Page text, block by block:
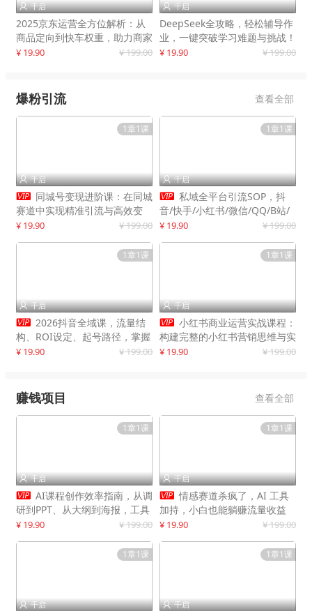
 千启
2025京东运营全方位解析：从
商品定向到快车权重，助力商家
打造爆款商品
¥ 19.90 ¥ 199.00
 千启
DeepSeek全攻略，轻松辅导作
业，一键突破学习难题与挑战！
¥ 19.90 ¥ 199.00
爆粉引流 查看全部
1章1课
 千启
 同城号变现进阶课：在同城
赛道中实现精准引流与高效变
现，单店月引流成交额提升50%
¥ 19.90 ¥ 199.00
1章1课
 千启
 私域全平台引流SOP，抖
音/快手/小红书/微信/QQ/B站/
闲鱼等，技术合集，高效转化公
¥ 19.90 ¥ 199.00
1章1课
 千启
 2026抖音全域课，流量结
构、ROI设定、起号路径，掌握
平台新规下利润最大化
¥ 19.90 ¥ 199.00
1章1课
 千启
 小红书商业运营实战课程：
构建完整的小红书营销思维与实
战能力，案例店铺月销破百万！
¥ 19.90 ¥ 199.00
赚钱项目 查看全部
1章1课
 千启
 AI课程创作效率指南，从调
研到PPT、从大纲到海报，工具
赋能，打造可持续变现产品线
¥ 19.90 ¥ 199.00
1章1课
 千启
 情感赛道杀疯了，AI 工具
加持，小白也能躺赚流量收益
¥ 19.90 ¥ 199.00
1章1课
 千启
1章1课
 千启